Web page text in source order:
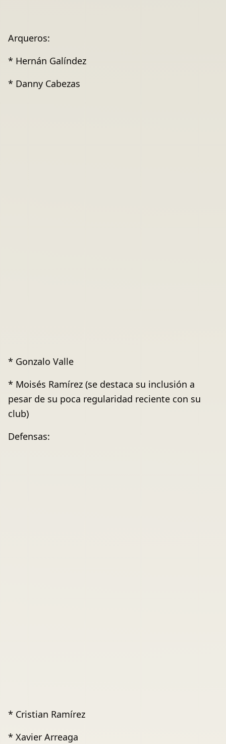
Arqueros:
* Hernán Galíndez
* Danny Cabezas
* Gonzalo Valle
* Moisés Ramírez (se destaca su inclusión a
pesar de su poca regularidad reciente con su
club)
Defensas:
* Cristian Ramírez
* Xavier Arreaga